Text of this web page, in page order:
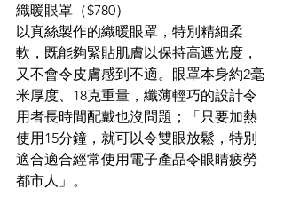
織暖眼罩（$780）
以真絲製作的織暖眼罩，特別精細柔
軟，既能夠緊貼肌膚以保持高遮光度，
又不會令皮膚感到不適。眼罩本身約2毫
米厚度、18克重量，纖薄輕巧的設計令
用者長時間配戴也沒問題；「只要加熱
使用15分鐘，就可以令雙眼放鬆，特別
適合適合經常使用電子產品令眼睛疲勞
都市人」。